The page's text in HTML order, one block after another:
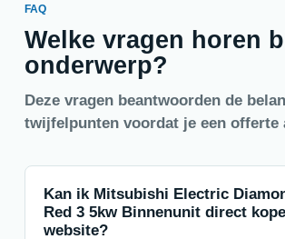
FAQ
Welke vragen horen
onderwerp?
Deze vragen beantwoorden de
twijfelpunten voordat je een offerte
Kan ik Mitsubishi Electric
Red 3 5kw Binnenunit direct
website?